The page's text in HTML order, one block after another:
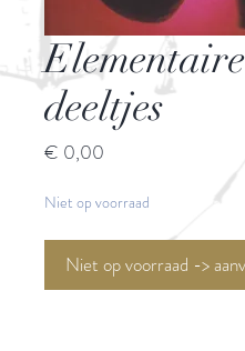
Elementaire
deeltjes
€ 0,00
Niet op voorraad
Niet op